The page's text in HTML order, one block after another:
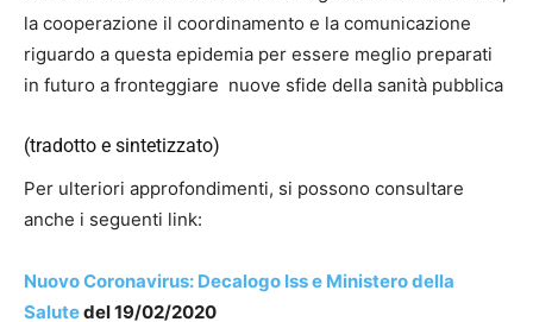
la cooperazione il coordinamento e la comunicazione
riguardo a questa epidemia per essere meglio preparati
in futuro a fronteggiare nuove sfide della sanità pubblica
(tradotto e sintetizzato)
Per ulteriori approfondimenti, si possono consultare
anche i seguenti link:
Nuovo Coronavirus: Decalogo Iss e Ministero della
Salutedel 19/02/2020